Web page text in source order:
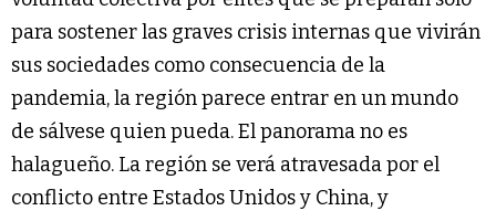
para sostener las graves crisis internas que vivirán
sus sociedades como consecuencia de la
pandemia, la región parece entrar en un mundo
de sálvese quien pueda. El panorama no es
halagueño. La región se verá atravesada por el
conflicto entre Estados Unidos y China, y